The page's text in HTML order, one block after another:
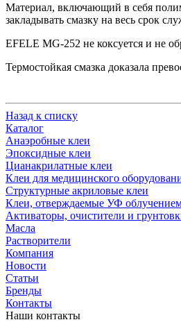
Материал, включающий в себя
закладывать смазку на весь срок
EFELE MG-252 не коксуется и не
Термостойкая смазка доказала
Назад к списку
Каталог
Анаэробные клеи
Эпоксидные клеи
Цианакрилатные клеи
Клеи для медицинского
Структурные акриловые клеи
Клеи, отверждаемые УФ
Активаторы, очистители и
Масла
Растворители
Компания
Новости
Статьи
Бренды
Контакты
Наши контакты